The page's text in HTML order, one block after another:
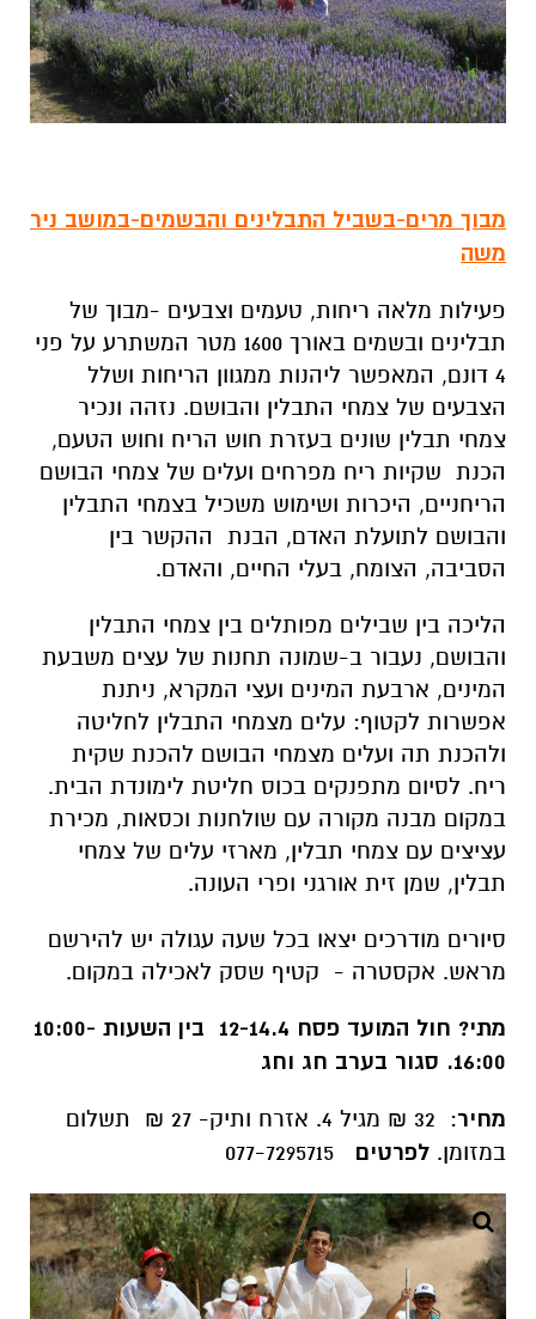
מבוך מרים-בשביל התבלינים והבשמים-במושב ניר
משה
פעילות מלאה ריחות, טעמים וצבעים -מבוך של
תבלינים ובשמים באורך 1600 מטר המשתרע על פני
4 דונם, המאפשר ליהנות ממגוון הריחות ושלל
הצבעים של צמחי התבלין והבושם. נזהה ונכיר
צמחי תבלין שונים בעזרת חוש הריח וחוש הטעם,
הכנת שקיות ריח מפרחים ועלים של צמחי הבושם
הריחניים, היכרות ושימוש משכיל בצמחי התבלין
והבושם לתועלת האדם, הבנת ההקשר בין
הסביבה, הצומח, בעלי החיים, והאדם.
הליכה בין שבילים מפותלים בין צמחי התבלין
והבושם, נעבור ב-שמונה תחנות של עצים משבעת
המינים, ארבעת המינים ועצי המקרא, ניתנת
אפשרות לקטוף: עלים מצמחי התבלין לחליטה
ולהכנת תה ועלים מצמחי הבושם להכנת שקית
ריח. לסיום מתפנקים בכוס חליטת לימונדת הבית.
במקום מבנה מקורה עם שולחנות וכסאות, מכירת
עציצים עם צמחי תבלין, מארזי עלים של צמחי
תבלין, שמן זית אורגני ופרי העונה.
סיורים מודרכים יצאו בכל שעה עגולה יש להירשם
מראש. אקסטרה - קטיף שסק לאכילה במקום.
מתי?
חול המועד פסח 12-14.4 בין השעות 10:00-
16:00. סגור בערב חג וחג
מחיר
: 32 ₪ מגיל 4. אזרח ותיק- 27 ₪ תשלום
במזומן. לפרטים